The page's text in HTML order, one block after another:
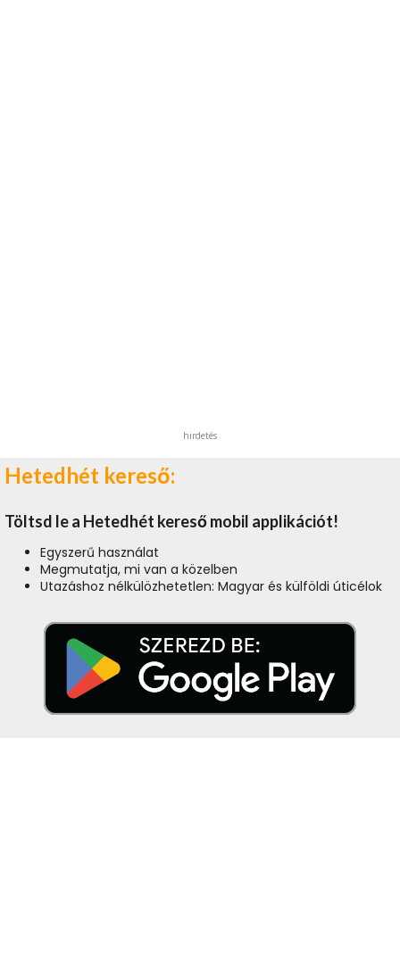
hirdetés
Hetedhét kereső:
Töltsd le a Hetedhét kereső mobil applikációt!
Egyszerű használat
Megmutatja, mi van a közelben
Utazáshoz nélkülözhetetlen: Magyar és külföldi úticélok